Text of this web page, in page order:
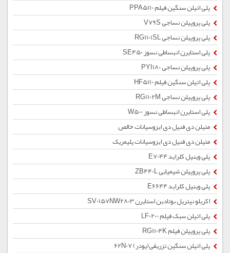
پلی اتیلن سنگین فیلم PPA5110
پلی پروپیلن نساجی V79S
پلی پروپیلن نساجی RG1101SL
پلی استایرن انبساطی نسوز SE450
پلی پروپیلن نساجی PYI180
پلی اتیلن سنگین فیلم HF5110
پلی پروپیلن نساجی RG1102M
پلی استایرن انبساطی نسوز W500
متیلن دی فنیل دی ایزوسیانات خالص
متیلن دی فنیل دی ایزوسیانات پلیمریک
پلی وینیل کلراید E7044
پلی پروپیلن شیمیایی ZB440L
پلی وینیل کلراید E6644
اکریلو نیتریل بوتادین استایرن SV0157NW2803
پلی اتیلن سبک فیلم LF0200
پلی پروپیلن فیلم RG1104K
پلی اتیلن سنگین تزریقی(پودر) 62N07